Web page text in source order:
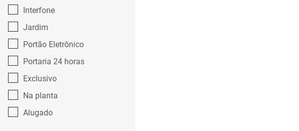
Interfone
Jardim
Portão Eletrônico
Portaria 24 horas
Exclusivo
Na planta
Alugado